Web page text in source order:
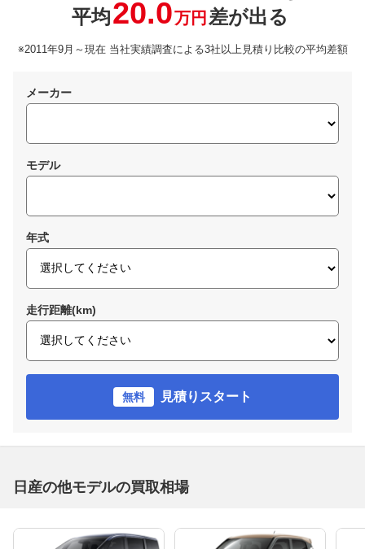
平均20.0万円 差が出る
※2011年9月～現在 当社実績調査による3社以上見積り比較の平均差額
メーカー
モデル
年式
走行距離(km)
無料 見積りスタート
日産の他モデルの買取相場